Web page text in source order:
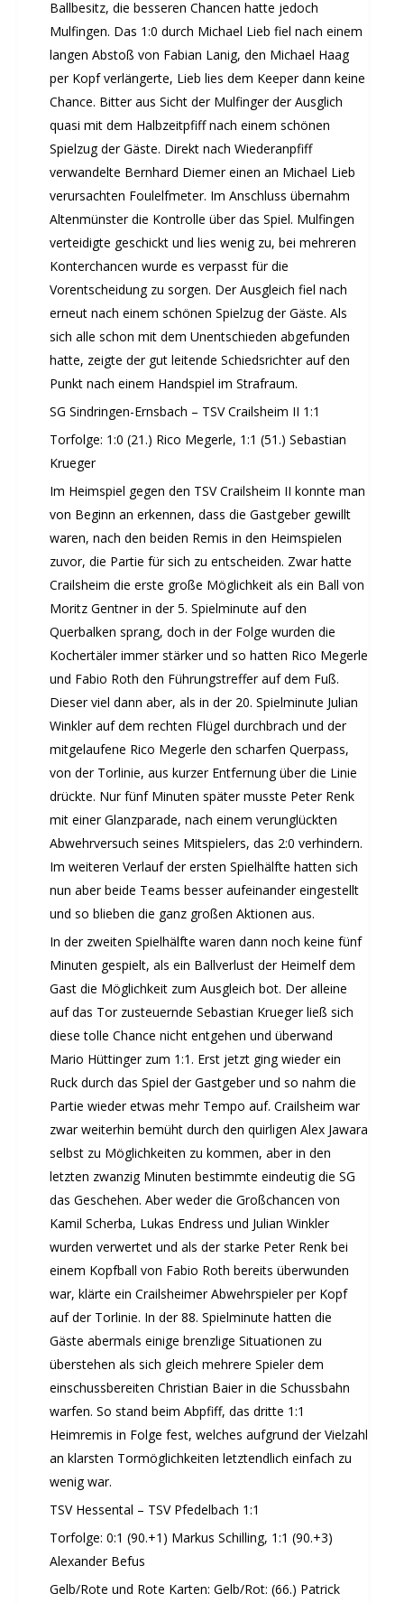
Ballbesitz, die besseren Chancen hatte jedoch
Mulfingen. Das 1:0 durch Michael Lieb fiel nach einem
langen Abstoß von Fabian Lanig, den Michael Haag
per Kopf verlängerte, Lieb lies dem Keeper dann keine
Chance. Bitter aus Sicht der Mulfinger der Ausglich
quasi mit dem Halbzeitpfiff nach einem schönen
Spielzug der Gäste. Direkt nach Wiederanpfiff
verwandelte Bernhard Diemer einen an Michael Lieb
verursachten Foulelfmeter. Im Anschluss übernahm
Altenmünster die Kontrolle über das Spiel. Mulfingen
verteidigte geschickt und lies wenig zu, bei mehreren
Konterchancen wurde es verpasst für die
Vorentscheidung zu sorgen. Der Ausgleich fiel nach
erneut nach einem schönen Spielzug der Gäste. Als
sich alle schon mit dem Unentschieden abgefunden
hatte, zeigte der gut leitende Schiedsrichter auf den
Punkt nach einem Handspiel im Strafraum.
SG Sindringen-Ernsbach – TSV Crailsheim II 1:1
Torfolge: 1:0 (21.) Rico Megerle, 1:1 (51.) Sebastian
Krueger
Im Heimspiel gegen den TSV Crailsheim II konnte man
von Beginn an erkennen, dass die Gastgeber gewillt
waren, nach den beiden Remis in den Heimspielen
zuvor, die Partie für sich zu entscheiden. Zwar hatte
Crailsheim die erste große Möglichkeit als ein Ball von
Moritz Gentner in der 5. Spielminute auf den
Querbalken sprang, doch in der Folge wurden die
Kochertäler immer stärker und so hatten Rico Megerle
und Fabio Roth den Führungstreffer auf dem Fuß.
Dieser viel dann aber, als in der 20. Spielminute Julian
Winkler auf dem rechten Flügel durchbrach und der
mitgelaufene Rico Megerle den scharfen Querpass,
von der Torlinie, aus kurzer Entfernung über die Linie
drückte. Nur fünf Minuten später musste Peter Renk
mit einer Glanzparade, nach einem verunglückten
Abwehrversuch seines Mitspielers, das 2:0 verhindern.
Im weiteren Verlauf der ersten Spielhälfte hatten sich
nun aber beide Teams besser aufeinander eingestellt
und so blieben die ganz großen Aktionen aus.
In der zweiten Spielhälfte waren dann noch keine fünf
Minuten gespielt, als ein Ballverlust der Heimelf dem
Gast die Möglichkeit zum Ausgleich bot. Der alleine
auf das Tor zusteuernde Sebastian Krueger ließ sich
diese tolle Chance nicht entgehen und überwand
Mario Hüttinger zum 1:1. Erst jetzt ging wieder ein
Ruck durch das Spiel der Gastgeber und so nahm die
Partie wieder etwas mehr Tempo auf. Crailsheim war
zwar weiterhin bemüht durch den quirligen Alex Jawara
selbst zu Möglichkeiten zu kommen, aber in den
letzten zwanzig Minuten bestimmte eindeutig die SG
das Geschehen. Aber weder die Großchancen von
Kamil Scherba, Lukas Endress und Julian Winkler
wurden verwertet und als der starke Peter Renk bei
einem Kopfball von Fabio Roth bereits überwunden
war, klärte ein Crailsheimer Abwehrspieler per Kopf
auf der Torlinie. In der 88. Spielminute hatten die
Gäste abermals einige brenzlige Situationen zu
überstehen als sich gleich mehrere Spieler dem
einschussbereiten Christian Baier in die Schussbahn
warfen. So stand beim Abpfiff, das dritte 1:1
Heimremis in Folge fest, welches aufgrund der Vielzahl
an klarsten Tormöglichkeiten letztendlich einfach zu
wenig war.
TSV Hessental – TSV Pfedelbach 1:1
Torfolge: 0:1 (90.+1) Markus Schilling, 1:1 (90.+3)
Alexander Befus
Gelb/Rote und Rote Karten: Gelb/Rot: (66.) Patrick